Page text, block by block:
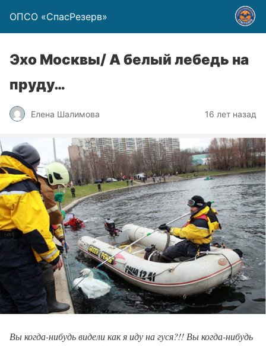
ОПСО «СпасРезерв»
Эхо Москвы/ А белый лебедь на
пруду…
Елена Шалимова 16 лет назад
Вы когда-нибудь видели как я иду на гуся?!! Вы когда-нибудь